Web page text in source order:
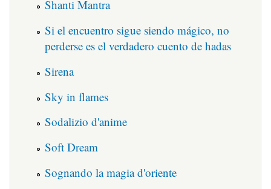
Shanti Mantra
Si el encuentro sigue siendo mágico, no
perderse es el verdadero cuento de hadas
Sirena
Sky in flames
Sodalizio d'anime
Soft Dream
Sognando la magia d'oriente